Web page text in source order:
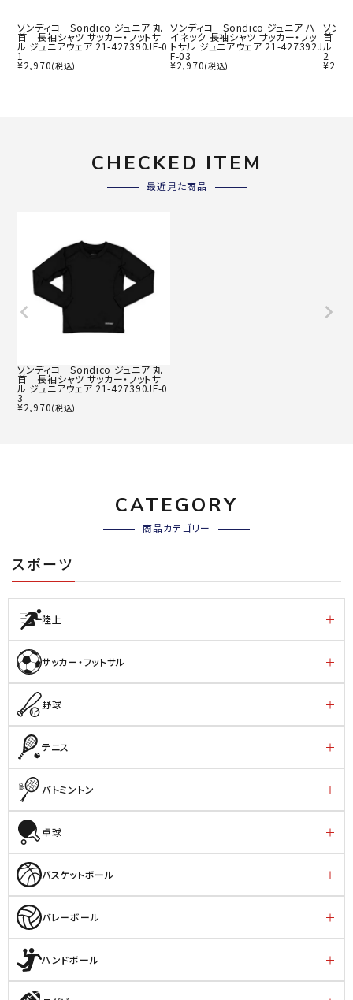
ソンディコ Sondico ジュニア 丸
首 長袖シャツ サッカー・フットサ
ル ジュニアウェア 21-427390JF-0
1
¥2,970(税込)
ソンディコ Sondico ジュニア ハ
イネック 長袖シャツ サッカー・フッ
トサル ジュニアウェア 21-427392J
F-03
¥2,970(税込)
ソン
首 長
ル ジ
2
¥
CHECKED ITEM
最近見た商品
ソンディコ Sondico ジュニア 丸
首 長袖シャツ サッカー・フットサ
ル ジュニアウェア 21-427390JF-0
3
¥2,970(税込)
CATEGORY
商品カテゴリー
スポーツ
陸上
サッカー・フットサル
野球
テニス
バトミントン
卓球
バスケットボール
バレーボール
ハンドボール